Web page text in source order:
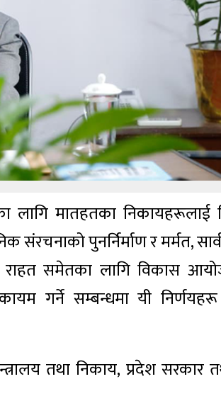
लागि मातहतका निकायहरूलाई
पुनर्निर्माण र मर्मत,
राहत समेतका लागि विकास
गर्ने सम्बन्धमा यी
तथा निकाय, प्रदेश सरकार